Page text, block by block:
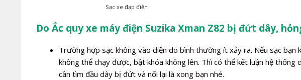
Sạc xe đạp điện
Do Ắc quy xe máy điện Suzika Xman Z82 bị đứt dây,
Trường hợp sạc không vào điện do bình thường ít xảy ra. Nếu sạc
không thể chạy được, bật khóa không lên. Thì có thể kết luận hệ thống
cần tìm đầu dây bị đứt và nối lại là xong bạn nhé.